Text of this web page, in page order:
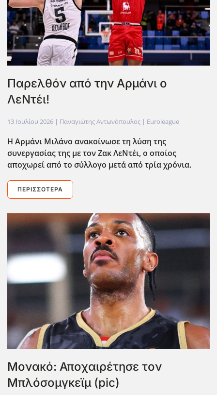
Παρελθόν από την Αρμάνι ο
ΛεΝτέι!
13 Ιουλίου 2026 | Παναγιώτης Αντωνόπουλος | Euroleague
Η Αρμάνι Μιλάνο ανακοίνωσε τη λύση της
συνεργασίας της με τον Ζακ ΛεΝτέι, ο οποίος
αποχωρεί από το σύλλογο μετά από τρία χρόνια.
ΠΕΡΙΣΣΌΤΕΡΑ
Μονακό: Αποχαιρέτησε τον
Μπλόσομγκεϊμ (pic)